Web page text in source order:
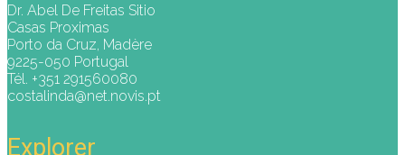
Dr. Abel De Freitas Sitio
Casas Proximas
Porto da Cruz, Madère
9225-050 Portugal
Tél. +351 291560080
costalinda@net.novis.pt
Explorer